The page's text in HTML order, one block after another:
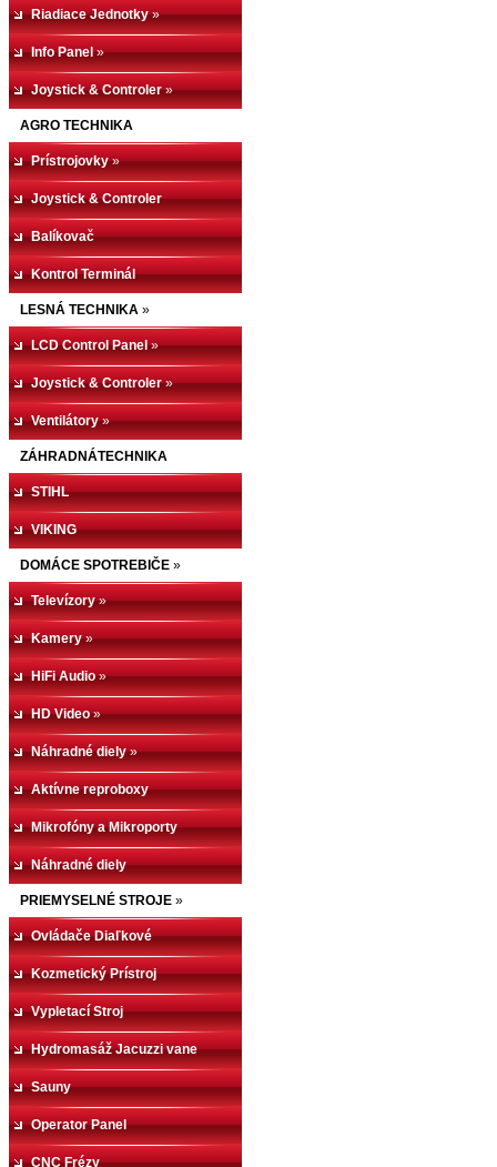
Riadiace Jednotky»
Info Panel»
Joystick & Controler»
AGRO TECHNIKA
Prístrojovky»
Joystick & Controler
Balíkovač
Kontrol Terminál
LESNÁ TECHNIKA »
LCD Control Panel»
Joystick & Controler»
Ventilátory»
ZÁHRADNÁTECHNIKA
STIHL
VIKING
DOMÁCE SPOTREBIČE »
Televízory»
Kamery»
HiFi Audio»
HD Video»
Náhradné diely»
Aktívne reproboxy
Mikrofóny a Mikroporty
Náhradné diely
PRIEMYSELNÉ STROJE »
Ovládače Diaľkové
Kozmetický Prístroj
Vypletací Stroj
Hydromasáž Jacuzzi vane
Sauny
Operator Panel
CNC Frézy